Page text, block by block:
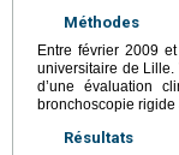
Méthodes
Entre février 2009
universitaire de Lille.
d’une évaluation
bronchoscopie rigide
Résultats